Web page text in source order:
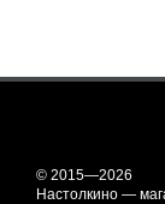
© 2015—2026
Настолкино —